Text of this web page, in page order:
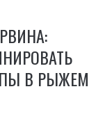
В РЫЖЕМ